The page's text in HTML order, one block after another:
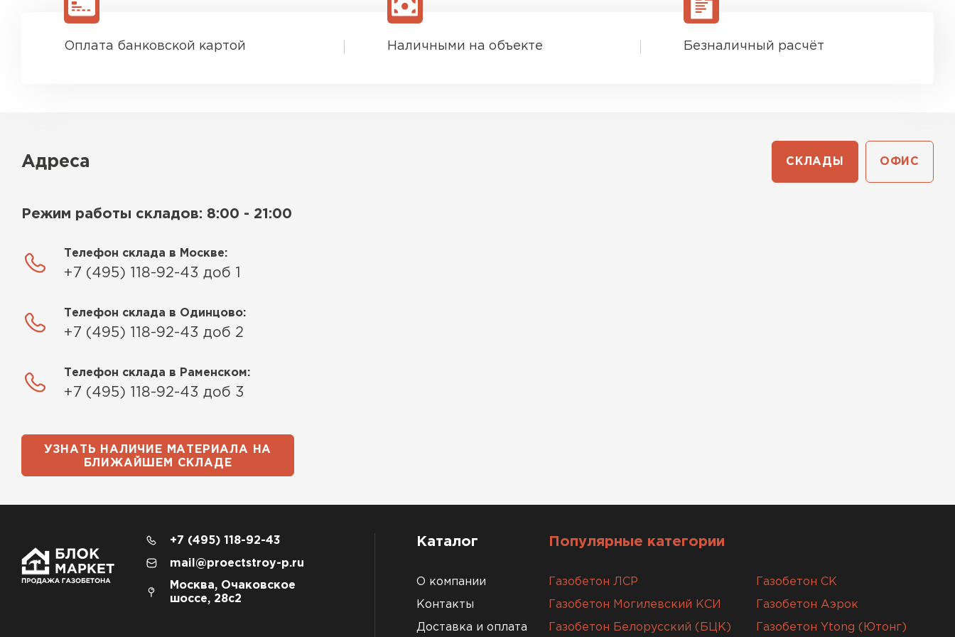
Оплата банковской картой Наличными на объекте Безналичный расчёт
Адреса СКЛАДЫ ОФИС
Режим работы складов: 8:00 - 21:00
Телефон склада в Москве:
+7 (495) 118-92-43 доб 1
Телефон склада в Одинцово:
+7 (495) 118-92-43 доб 2
Телефон склада в Раменском:
+7 (495) 118-92-43 доб 3
УЗНАТЬ НАЛИЧИЕ МАТЕРИАЛА НА
БЛИЖАЙШЕМ СКЛАДЕ
+7 (495) 118-92-43
mail@proectstroy-p.ru
Москва, Очаковское
шоссе, 28с2
Каталог
О компании
Контакты
Доставка и оплата
Популярные категории
Газобетон ЛСР Газобетон СК
Газобетон Могилевский КСИ Газобетон Аэрок
Газобетон Белорусский (БЦК) Газобетон Ytong (Ютонг)